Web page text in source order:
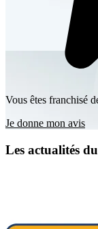
Vous êtes franchisé
Je donne mon avis
Les actualités